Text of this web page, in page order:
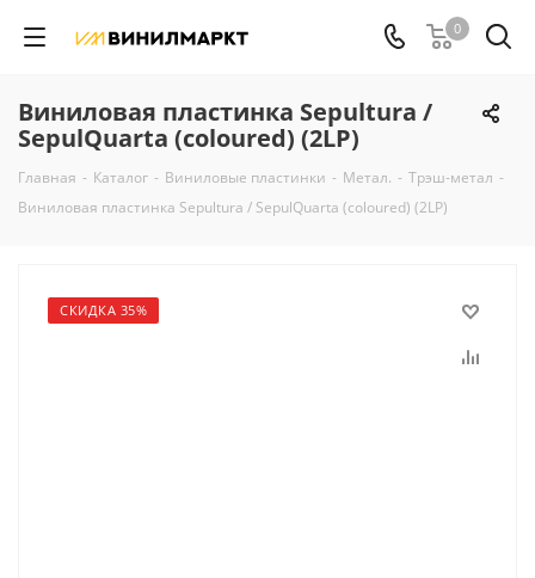
0
Виниловая пластинка Sepultura /
SepulQuarta (coloured) (2LP)
Главная - Каталог - Виниловые пластинки - Метал. - Трэш-метал -
Виниловая пластинка Sepultura / SepulQuarta (coloured) (2LP)
СКИДКА 35%